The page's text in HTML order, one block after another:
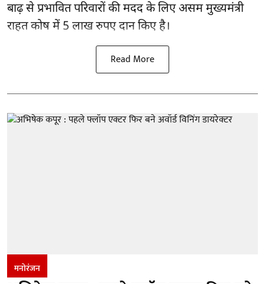
बाढ़ से प्रभावित परिवारों की मदद के लिए असम मुख्यमंत्री
राहत कोष में 5 लाख रुपए दान किए है।
Read More
मनोरंजन